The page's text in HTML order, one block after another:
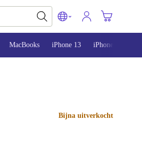
MacBooks iPhone 13 iPhone 14
Bijna uitverkocht